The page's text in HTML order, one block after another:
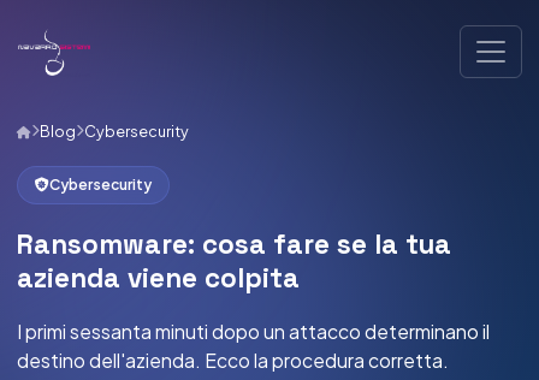
Blog Cybersecurity
Cybersecurity
Ransomware: cosa fare se la tua
azienda viene colpita
I primi sessanta minuti dopo un attacco determinano il
destino dell'azienda. Ecco la procedura corretta.